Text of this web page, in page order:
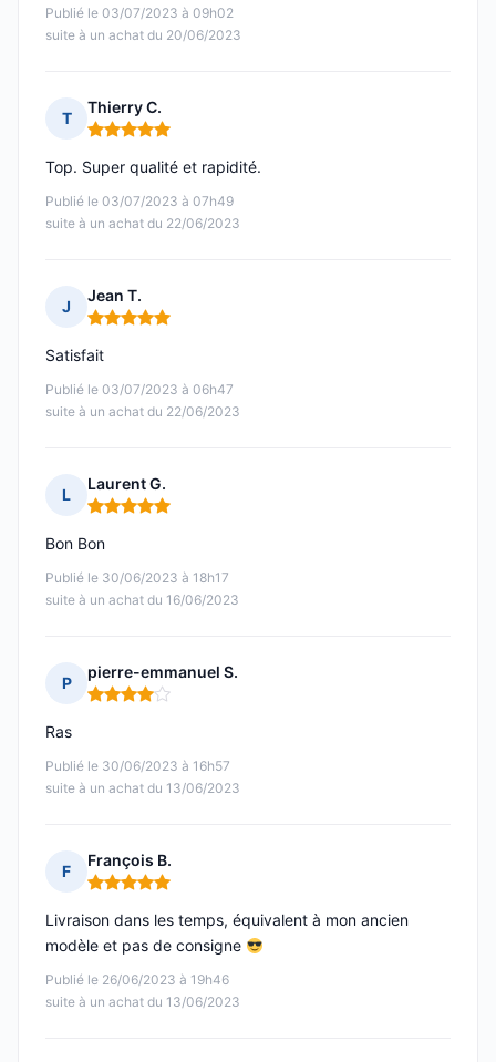
Publié le 03/07/2023 à 09h02
suite à un achat du 20/06/2023
T
Thierry C.
Note : 5 sur 5
Publié le 03/07/2023 à 07h49
suite à un achat du 22/06/2023
Top. Super qualité et rapidité.
J
Jean T.
Note : 5 sur 5
Publié le 03/07/2023 à 06h47
suite à un achat du 22/06/2023
Satisfait
L
Laurent G.
Note : 5 sur 5
Publié le 30/06/2023 à 18h17
suite à un achat du 16/06/2023
Bon Bon
P
pierre-emmanuel S.
Note : 4 sur 5
Publié le 30/06/2023 à 16h57
suite à un achat du 13/06/2023
Ras
F
François B.
Note : 5 sur 5
Publié le 26/06/2023 à 19h46
suite à un achat du 13/06/2023
Livraison dans les temps, équivalent à mon ancien
modèle et pas de consigne